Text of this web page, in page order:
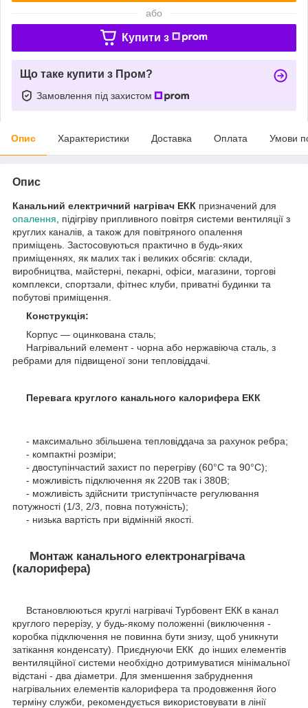
або
Купити з
Що таке купити з Пром?
Замовлення під захистом
Опис Характеристики Доставка Оплата Умови
Опис
Канальний електричний нагрівач ЕКК призначений для
опалення , підігріву припливного повітря системи вентиляції з
круглих каналів, а також для повітряного опалення
приміщень. Застосовуються практично в будь-яких
приміщеннях, як малих так і великих обсягів: склади,
виробництва, майстерні, пекарні, офіси, магазини, торгові
комплекси, спортзали, фітнес клуби, приватні будинки та
побутові приміщення.
Конструкція:
Корпус — оцинкована сталь;
Нагрівальний елемент - чорна або нержавіюча сталь, з
ребрами для підвищеної зони тепловіддачі.
Перевага круглого канального калорифера ЕКК
- максимально збільшена тепловіддача за рахунок ребра;
- компактні розміри;
- двоступінчастий захист по перегріву (60°С та 90°С);
- можливість підключення як 220В так і 380В;
- можливість здійснити триступінчасте регулювання
потужності (1/3, 2/3, повна потужність);
- низька вартість при відмінній якості.
Монтаж канального електронагрівача
(калорифера)
Встановлюються круглі нагрівачі Турбовент ЕКК в канал
круглого перерізу, у будь-якому положенні (виключення -
коробка підключення не повинна бути знизу, щоб уникнути
затікання конденсату). Приєднуючи ЕКК до інших елементів
вентиляційної системи необхідно дотримуватися мінімальної
відстані - два діаметри. Для зменшення забруднення
нагрівальних елементів калорифера та продовження його
терміну служби, рекомендується використовувати в лінії